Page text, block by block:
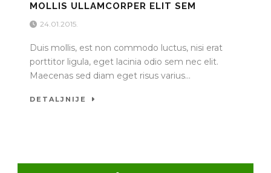
MOLLIS ULLAMCORPER ELIT SEM
24.01.2015.
Duis mollis, est non commodo luctus, nisi erat
porttitor ligula, eget lacinia odio sem nec elit.
Maecenas sed diam eget risus varius...
DETALJNIJE